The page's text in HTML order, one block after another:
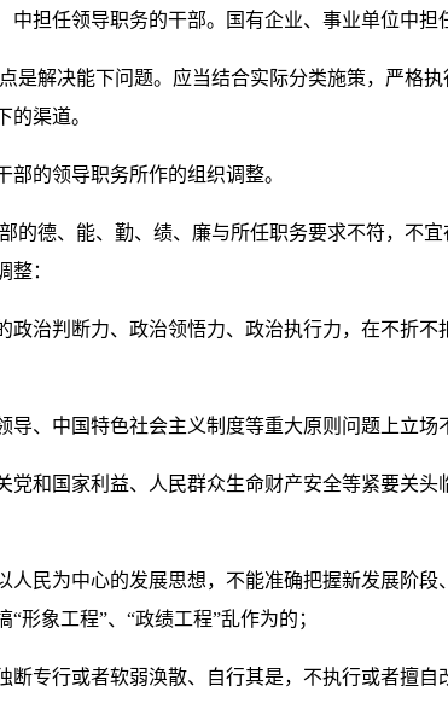
担任领导职务的干部。国有企业、事业单位中担
解决能下问题。应当结合实际分类施策，严格执
的渠道。
的领导职务所作的组织调整。
德、能、勤、绩、廉与所任职务要求不符，不宜
整：
治判断力、政治领悟力、政治执行力，在不折不
中国特色社会主义制度等重大原则问题上立场
和国家利益、人民群众生命财产安全等紧要关头
民为中心的发展思想，不能准确把握新发展阶段
形象工程”、“政绩工程”乱作为的；
专行或者软弱涣散、自行其是，不执行或者擅自